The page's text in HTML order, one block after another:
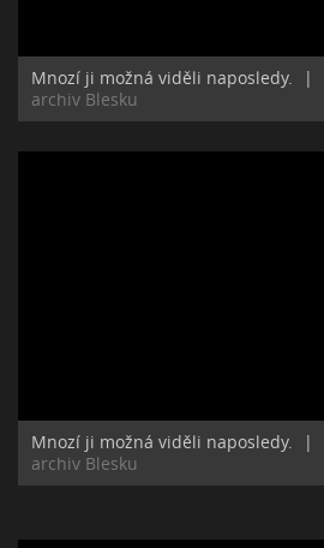
Mnozí ji možná viděli naposledy. |
archiv Blesku
Mnozí ji možná viděli naposledy. |
archiv Blesku